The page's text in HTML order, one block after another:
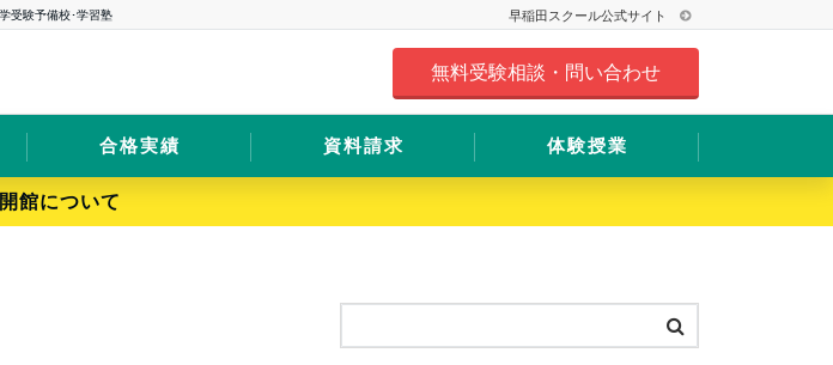
受験予備校･学習塾 早稲田スクール公式サイト
無料受験相談・問い合わせ
合格実績 資料請求 体験授業
館について